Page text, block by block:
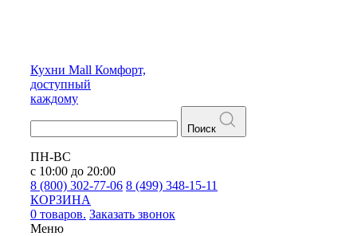
Кухни Mall Комфорт,
доступный
каждому
Поиск
ПН-ВС
с 10:00 до 20:00
8 (800) 302-77-06 8 (499) 348-15-11
КОРЗИНА
0 товаров. Заказать звонок
Меню